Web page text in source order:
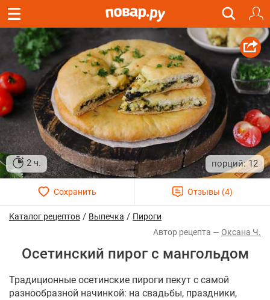
2 ч. 12
Каталог рецептов / Выпечка / Пироги
Оксана Ч.
Осетинский пирог с мангольдом
Традиционные осетинские пироги пекут с самой
разнообразной начинкой: на свадьбы, праздники,